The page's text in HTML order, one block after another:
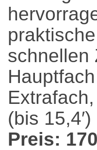
schnellen
(bis
Preis: